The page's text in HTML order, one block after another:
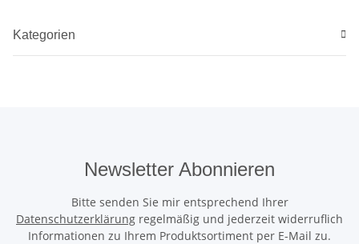
Kategorien
Newsletter Abonnieren
Bitte senden Sie mir entsprechend Ihrer
Datenschutzerklärung regelmäßig und jederzeit widerruflich
Informationen zu Ihrem Produktsortiment per E-Mail zu.